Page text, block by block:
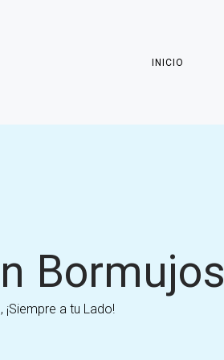
INICIO
Bormujos
a tu Lado!